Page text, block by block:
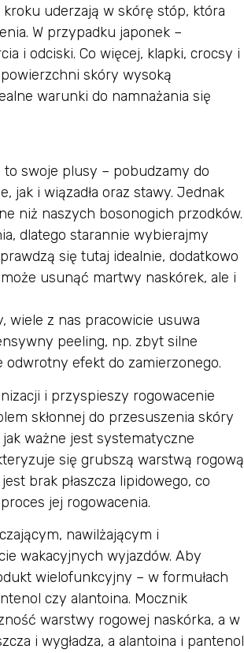
uderzają w skórę stóp, która
W przypadku japonek –
i odciski. Co więcej, klapki, crocsy i
skóry wysoką
warunki do namnażania się
to swoje plusy – pobudzamy do
jak i wiązadła oraz stawy. Jednak
niż naszych bosonogich przodków.
dlatego starannie wybierajmy
się tutaj idealnie, dodatkowo
usunąć martwy naskórek, ale i
wiele z nas pracowicie usuwa
peeling, np. zbyt silne
efekt do zamierzonego.
i przyspieszy rogowacenie
skłonnej do przesuszenia skóry
ważne jest systematyczne
się grubszą warstwą rogową
brak płaszcza lipidowego, co
jej rogowacenia.
nawilżającym i
wakacyjnych wyjazdów. Aby
wielofunkcyjny – w formułach
czy alantoina. Mocznik
warstwy rogowej naskórka, a w
i wygładza, a alantoina i pantenol